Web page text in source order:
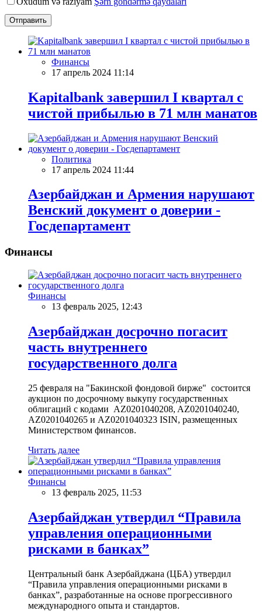
Отправить
Финансы
17 апрель 2024 11:14
Kapitalbank завершил I квартал с
чистой прибылью в 71 млн манатов
Политика
17 апрель 2024 11:44
Азербайджан и Армения нарушают
Венский документ о доверии -
Госдепартамент
Финансы
Финансы
13 февраль 2025, 12:43
Азербайджан досрочно погасит
часть внутреннего
государственного долга
25 февраля на "Бакинской фондовой бирже" состоится
аукцион по досрочному выкупу государственных
облигаций с кодами AZ0201040208, AZ0201040240,
AZ0201040265 и AZ0201040323 ISIN, размещенных
Министерством финансов.
Читать далее
Финансы
13 февраль 2025, 11:53
Азербайджан утвердил “Правила
управления операционными
рисками в банках”
Центральный банк Азербайджана (ЦБА) утвердил
“Правила управления операционными рисками в
банках”, разработанные на основе прогрессивного
международного опыта и стандартов.